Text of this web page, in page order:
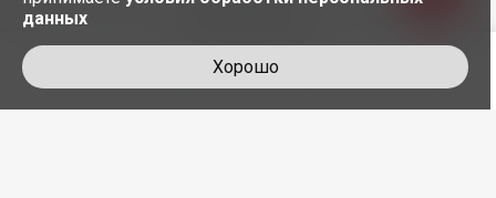
данных
Хорошо